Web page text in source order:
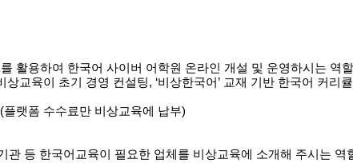
를 활용하여 한국어 사이버 어학원 온라인 개설 및 운영하시는 역할
상교육이 초기 경영 컨설팅, ‘비상한국어’ 교재 기반 한국어 커리
(플랫폼 수수료만 비상교육에 납부)
관 등 한국어교육이 필요한 업체를 비상교육에 소개해 주시는 역